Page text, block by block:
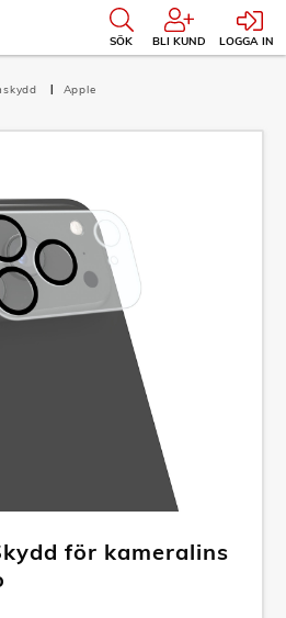
SÖK BLI KUND LOGGA IN
Apple
för kameralins